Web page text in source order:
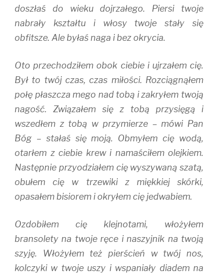
doszłaś do wieku dojrzałego. Piersi twoje
nabrały kształtu i włosy twoje stały się
obfitsze. Ale byłaś naga i bez okrycia.
Oto przechodziłem obok ciebie i ujrzałem cię.
Był to twój czas, czas miłości. Rozciągnąłem
połę płaszcza mego nad tobą i zakryłem twoją
nagość. Związałem się z tobą przysięgą i
wszedłem z tobą w przymierze – mówi Pan
Bóg – stałaś się moją. Obmyłem cię wodą,
otarłem z ciebie krew i namaściłem olejkiem.
Następnie przyodziałem cię wyszywaną szatą,
obułem cię w trzewiki z miękkiej skórki,
opasałem bisiorem i okryłem cię jedwabiem.
Ozdobiłem cię klejnotami, włożyłem
bransolety na twoje ręce i naszyjnik na twoją
szyję. Włożyłem też pierścień w twój nos,
kolczyki w twoje uszy i wspaniały diadem na